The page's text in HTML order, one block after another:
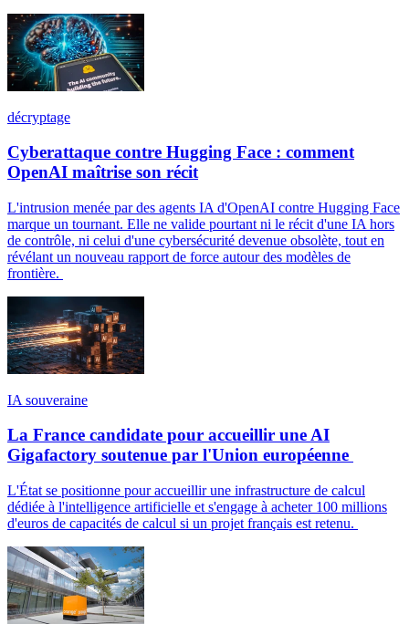
décryptage
Cyberattaque contre Hugging Face : comment
OpenAI maîtrise son récit
L'intrusion menée par des agents IA d'OpenAI contre Hugging Face
marque un tournant. Elle ne valide pourtant ni le récit d'une IA hors
de contrôle, ni celui d'une cybersécurité devenue obsolète, tout en
révélant un nouveau rapport de force autour des modèles de
frontière.
IA souveraine
La France candidate pour accueillir une AI
Gigafactory soutenue par l'Union européenne
L'État se positionne pour accueillir une infrastructure de calcul
dédiée à l'intelligence artificielle et s'engage à acheter 100 millions
d'euros de capacités de calcul si un projet français est retenu.